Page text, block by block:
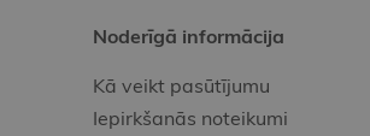
Noderīgā informācija
Kā veikt pasūtījumu
Iepirkšanās noteikumi